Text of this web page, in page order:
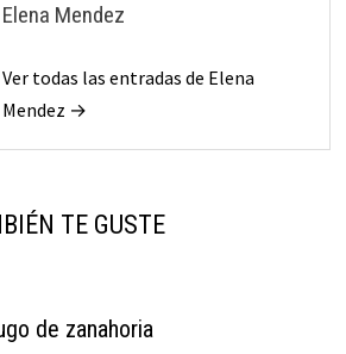
Elena Mendez
Ver todas las entradas de Elena
Mendez →
TE GUSTE
de zanahoria